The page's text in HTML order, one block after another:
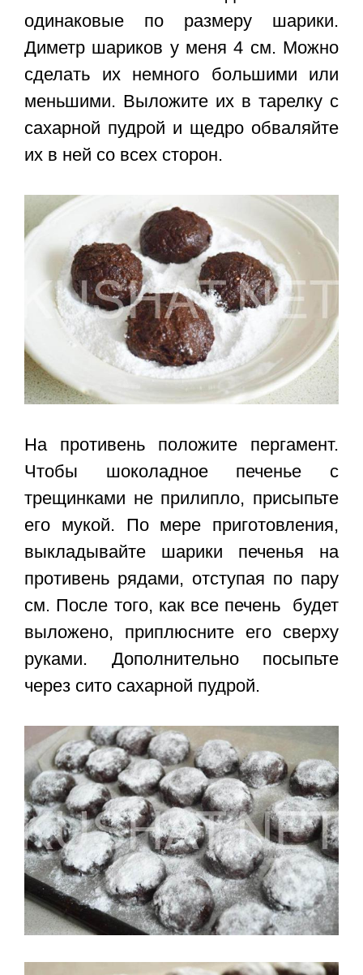
одинаковые по размеру шарики.
Диметр шариков у меня 4 см. Можно
сделать их немного большими или
меньшими. Выложите их в тарелку с
сахарной пудрой и щедро обваляйте
их в ней со всех сторон.
На противень положите пергамент.
Чтобы шоколадное печенье с
трещинками не прилипло, присыпьте
его мукой. По мере приготовления,
выкладывайте шарики печенья на
противень рядами, отступая по пару
см. После того, как все печень будет
выложено, приплюсните его сверху
руками. Дополнительно посыпьте
через сито сахарной пудрой.